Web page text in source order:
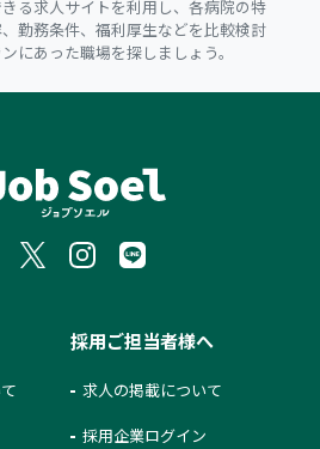
る求人サイトを利用し、各病院の特
勤務条件、福利厚生などを比較検討
にあった職場を探しましょう。
採用ご担当者様へ
求人の掲載について
採用企業ログイン